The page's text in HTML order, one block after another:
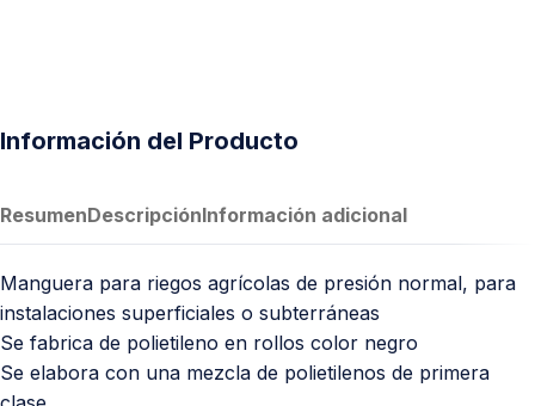
Información del Producto
ResumenDescripciónInformación adicional
Manguera para riegos agrícolas de presión normal, para
instalaciones superficiales o subterráneas
Se fabrica de polietileno en rollos color negro
Se elabora con una mezcla de polietilenos de primera